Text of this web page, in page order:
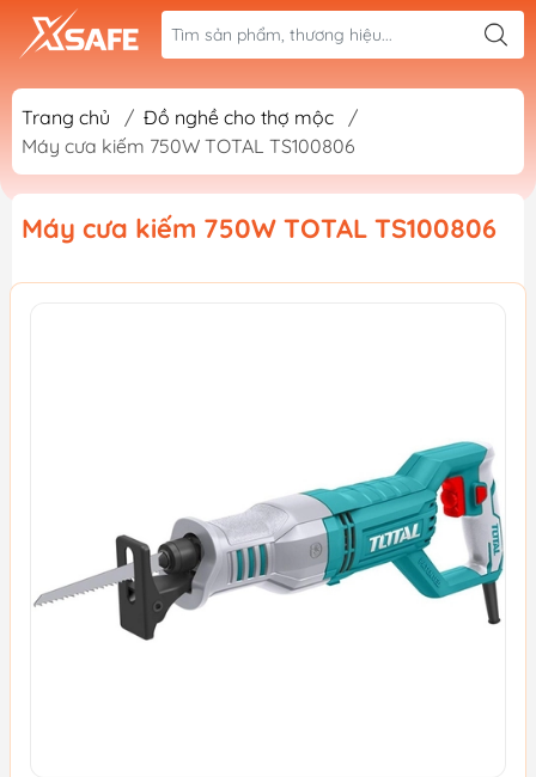
Trang chủ / Đồ nghề cho thợ mộc
/
Máy cưa kiếm 750W TOTAL TS100806
Máy cưa kiếm 750W TOTAL TS100806